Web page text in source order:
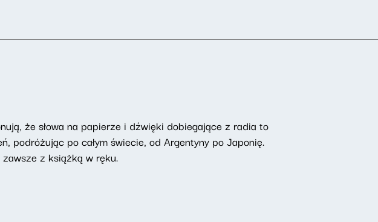
że słowa na papierze i dźwięki dobiegające z radia to
podróżując po całym świecie, od Argentyny po Japonię.
z książką w ręku.